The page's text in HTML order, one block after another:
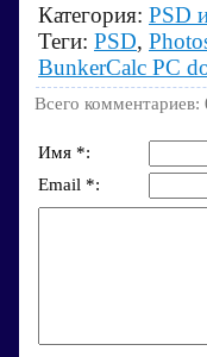
Категория: PSD
Теги: PSD,
BunkerCalc PC
Всего комментариев:
Имя *:
Email *: